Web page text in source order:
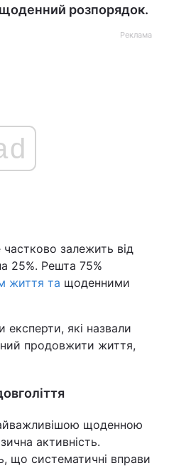
розпорядок.
Реклама
залежить від
25%. Решта 75%
життя та щоденними
експерти, які назвали
продовжити життя,
щоденною
активність.
що систематичні вправи